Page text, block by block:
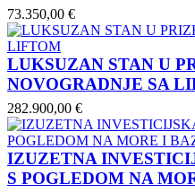
73.350,00 €
LUKSUZAN STAN U
NOVOGRADNJE SA
282.900,00 €
IZUZETNA
S POGLEDOM NA